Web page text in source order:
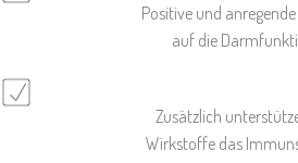
Positive und
auf die
Zusätzlich
Wirkstoffe das